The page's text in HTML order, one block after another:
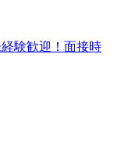
経験歓迎！面接時